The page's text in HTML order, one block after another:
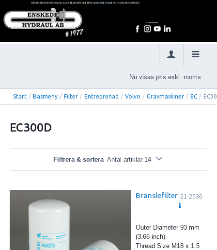
Nu visas pris exkl. moms
Start / Basmeny / Filter / Entreprenad / Volvo / Grävmaskiner / EC /
EC300D
Filtrera & sortera Antal artiklar 14
Bränslefilter 21-2536
Outer Diameter 93 mm
(3.66 inch)
Thread Size M18 x 1.5